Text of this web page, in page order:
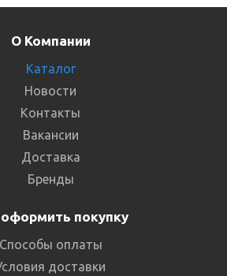
О Компании
Каталог
Новости
Контакты
Вакансии
Доставка
Бренды
покупку
Способы оплаты
доставки